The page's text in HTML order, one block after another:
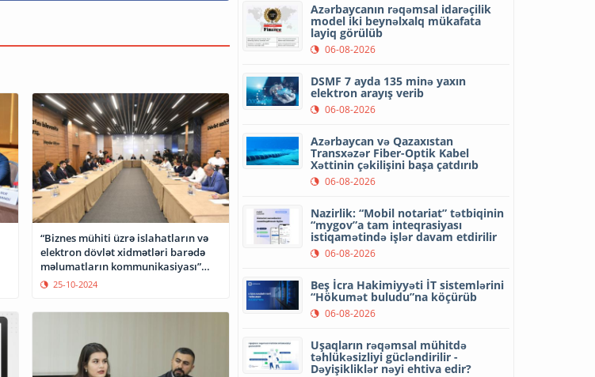
“Biznes mühiti üzrə islahatların və
elektron dövlət xidmətləri barədə
məlumatların kommunikasiyası”
mövzusunda görüş keçirilib
25-10-2024
Azərbaycanın rəqəmsal idarəçilik
model iki beynəlxalq mükafata
layiq görülüb
06-08-2026
DSMF 7 ayda 135 minə yaxın
elektron arayış verib
06-08-2026
Azərbaycan və Qazaxıstan
Transxəzər Fiber-Optik Kabel
Xəttinin çəkilişini başa çatdırıb
06-08-2026
Nazirlik: “Mobil notariat” tətbiqinin
“mygov”a tam inteqrasiyası
istiqamətində işlər davam etdirilir
06-08-2026
Beş İcra Hakimiyyəti İT sistemlərini
“Hökumət buludu”na köçürüb
06-08-2026
Uşaqların rəqəmsal mühitdə
təhlükəsizliyi gücləndirilir -
Dəyişikliklər nəyi ehtiva edir?